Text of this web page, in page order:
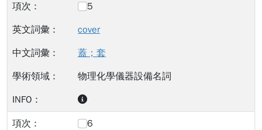
5
cover
蓋；套
物理化學儀器設備名詞
6